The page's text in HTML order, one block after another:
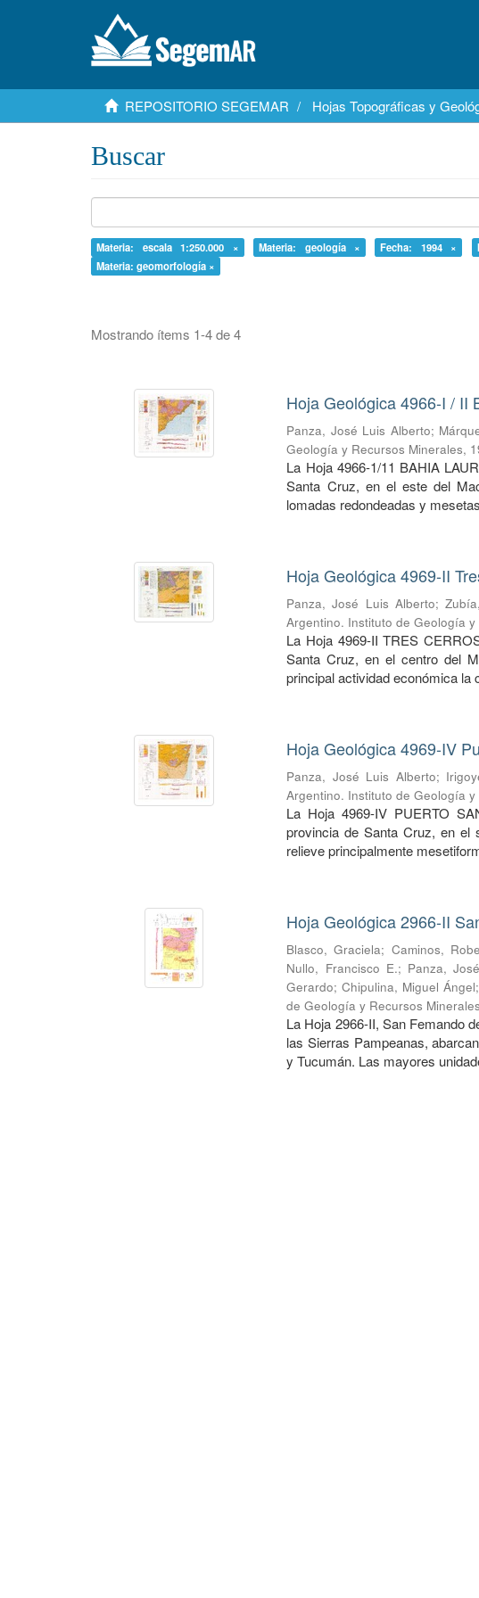
REPOSITORIO SEGEMAR Hojas Topográficas y
Buscar
Materia: escala 1:250.000 × Materia: geología × Fecha: 1994 ×
Materia: geomorfología ×
Mostrando ítems 1-4 de 4
Hoja Geológica 4966-I / II
Panza, José Luis Alberto;
Geología y Recursos Minerales,
La Hoja 4966-1/11 BAHIA
Santa Cruz, en el este del
lomadas redondeadas y
Hoja Geológica 4969-II
Panza, José Luis Alberto;
Argentino. Instituto de Geología
La Hoja 4969-II TRES
Santa Cruz, en el centro del
principal actividad económica la
Hoja Geológica 4969-IV
Panza, José Luis Alberto;
Argentino. Instituto de Geología
La Hoja 4969-IV PUERTO
provincia de Santa Cruz, en el
relieve principalmente
Hoja Geológica 2966-II
Blasco, Graciela; Caminos,
Nullo, Francisco E.; Panza,
Gerardo;Chipulina, Miguel Ángel;
de Geología y Recursos Minerales
La Hoja 2966-II, San Femando
las Sierras Pampeanas,
y Tucumán. Las mayores